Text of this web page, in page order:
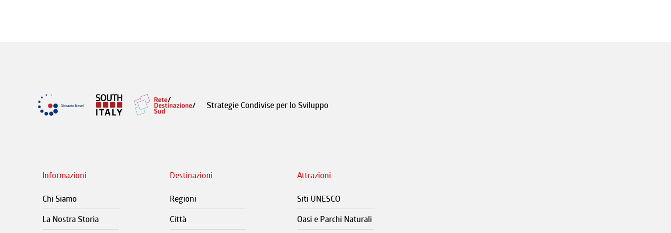
Strategie Condivise per lo Sviluppo
Informazioni
Chi Siamo
La Nostra Storia
Destinazioni
Regioni
Città
Attrazioni
Siti UNESCO
Oasi e Parchi Naturali